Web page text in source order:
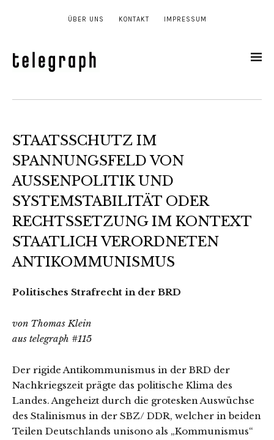
ÜBER UNS KONTAKT IMPRESSUM
STAATSSCHUTZ IM
SPANNUNGSFELD VON
AUSSENPOLITIK UND
SYSTEMSTABILITÄT ODER
RECHTSSETZUNG IM KONTEXT
STAATLICH VERORDNETEN
ANTIKOMMUNISMUS
Politisches Strafrecht in der BRD
von Thomas Klein
aus telegraph #115
Der rigide Antikommunismus in der BRD der
Nachkriegszeit prägte das politische Klima des
Landes. Angeheizt durch die grotesken Auswüchse
des Stalinismus in der SBZ/ DDR, welcher in beiden
Teilen Deutschlands unisono als „Kommunismus“